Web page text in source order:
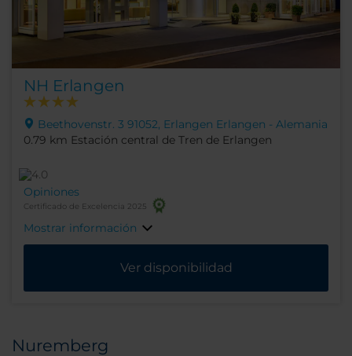
NH Erlangen
Beethovenstr. 3 91052, Erlangen Erlangen - Alemania
0.79 km Estación central de Tren de Erlangen
Opiniones
Certificado de Excelencia 2025
Mostrar información
Ver disponibilidad
Nuremberg